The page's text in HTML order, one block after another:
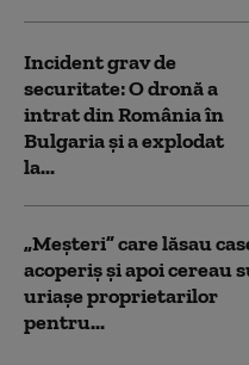
Incident grav de
securitate: O dronă a
intrat din România în
Bulgaria şi a explodat
la...
„Meșteri” care lăsau
acoperiș și apoi cereau
uriașe proprietarilor
pentru...